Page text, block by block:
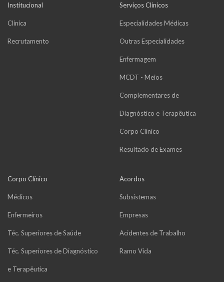
Institucional
Clínica
Recrutamento
Serviços Clínicos
Especialidades Médicas
Outras Especialidades
Enfermagem
MCDT - Meios
Complementares de
Diagnóstico e Terapêutica
Corpo Clínico
Resultado de Exames
Corpo Clínico
Médicos
Enfermeiros
Téc. Superiores de Saúde
Téc. Superiores de Diagnóstico
e Terapêutica
Acordos
Subsistemas
Empresas
Acidentes de Trabalho
Ramo Vida